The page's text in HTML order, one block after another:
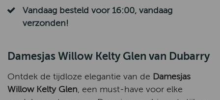
Vandaag besteld voor 16:00, vandaag
verzonden!
Damesjas Willow Kelty Glen van Dubarry
Ontdek de tijdloze elegantie van de Damesjas
Willow Kelty Glen, een must-have voor elke